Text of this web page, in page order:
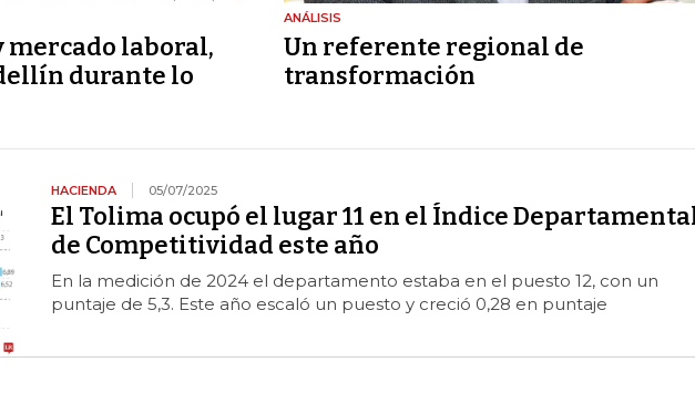
laboral,
durante lo
ANÁLISIS
Un referente regional de
transformación
HACIENDA 05/07/2025
El Tolima ocupó el lugar 11 en el Índice
de Competitividad este año
En la medición de 2024 el departamento estaba en el puesto 12, con un
puntaje de 5,3. Este año escaló un puesto y creció 0,28 en puntaje